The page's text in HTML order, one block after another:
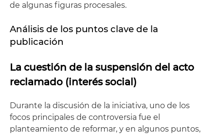
de algunas figuras procesales.
Análisis de los puntos clave de la
publicación
La cuestión de la suspensión del acto
reclamado (interés social)
Durante la discusión de la iniciativa, uno de los
focos principales de controversia fue el
planteamiento de reformar, y en algunos puntos,